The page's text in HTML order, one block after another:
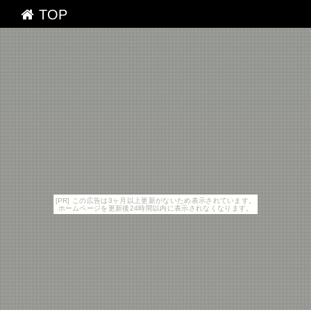
[PR] この広告は3ヶ月以上更新がないため表示されています。
ホームページを更新後24時間以内に表示されなくなります。
TOP